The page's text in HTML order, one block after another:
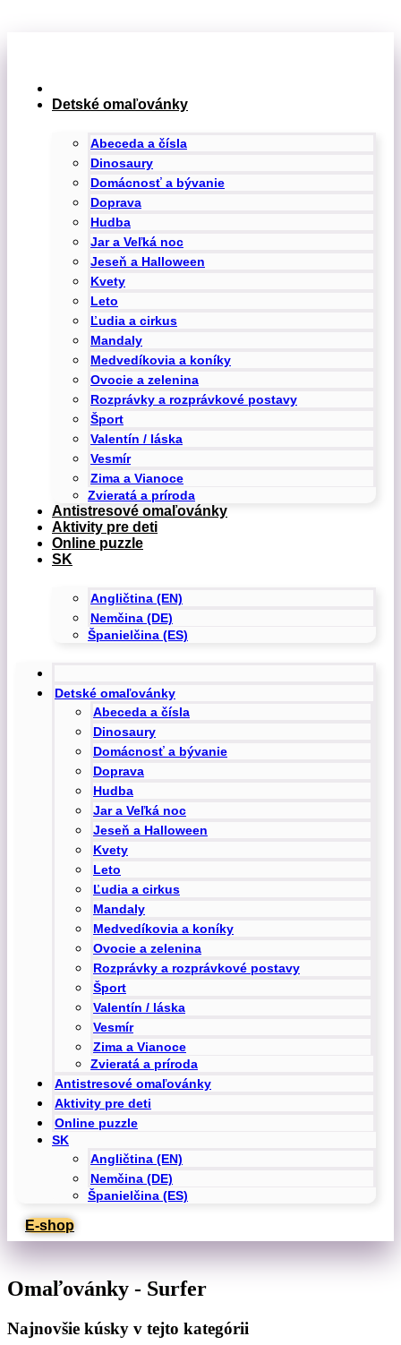
Detské omaľovánky
Abeceda a čísla
Dinosaury
Domácnosť a bývanie
Doprava
Hudba
Jar a Veľká noc
Jeseň a Halloween
Kvety
Leto
Ľudia a cirkus
Mandaly
Medvedíkovia a koníky
Ovocie a zelenina
Rozprávky a rozprávkové postavy
Šport
Valentín / láska
Vesmír
Zima a Vianoce
Zvieratá a príroda
Antistresové omaľovánky
Aktivity pre deti
Online puzzle
SK
Angličtina (EN)
Nemčina (DE)
Španielčina (ES)
Detské omaľovánky
Abeceda a čísla
Dinosaury
Domácnosť a bývanie
Doprava
Hudba
Jar a Veľká noc
Jeseň a Halloween
Kvety
Leto
Ľudia a cirkus
Mandaly
Medvedíkovia a koníky
Ovocie a zelenina
Rozprávky a rozprávkové postavy
Šport
Valentín / láska
Vesmír
Zima a Vianoce
Zvieratá a príroda
Antistresové omaľovánky
Aktivity pre deti
Online puzzle
SK
Angličtina (EN)
Nemčina (DE)
Španielčina (ES)
E-shop
Omaľovánky - Surfer
Najnovšie kúsky v tejto kategórii